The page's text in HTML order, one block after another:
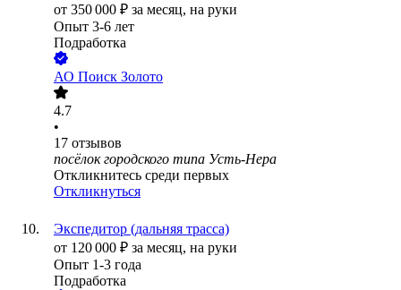
от 350 000 ₽ за месяц, на руки
Опыт 3-6 лет
Подработка
АО Поиск Золото
4.7
•
17 отзывов
посёлок городского типа Усть-Нера
Откликнитесь среди первых
Откликнуться
Экспедитор (дальняя трасса)
от 120 000 ₽ за месяц, на руки
Опыт 1-3 года
Подработка